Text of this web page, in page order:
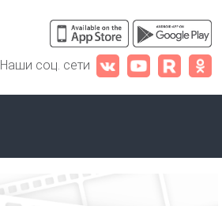
Наши соц. сети